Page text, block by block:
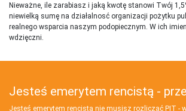
Nieważne, ile zarabiasz i jaką kwotę stanowi Twój
niewielką sumę na działalnosć organizacji pożytku
realnego wsparcia naszym podopiecznym. W ich
wdzięczni.
Jesteś emerytem rencistą -
Jesteś emerytem rencistą nie musisz rozliczać PIT -